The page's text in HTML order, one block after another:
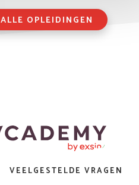
ALLE OPLEIDINGEN
VEELGESTELDE VRAGEN